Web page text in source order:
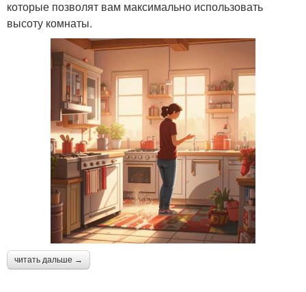
которые позволят вам максимально использовать
высоту комнаты.
читать дальше →